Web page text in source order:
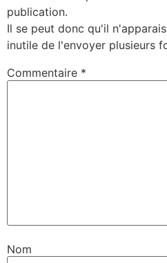
publication.
Il se peut donc qu'il
inutile de l'envoyer plusieurs
Commentaire *
Nom